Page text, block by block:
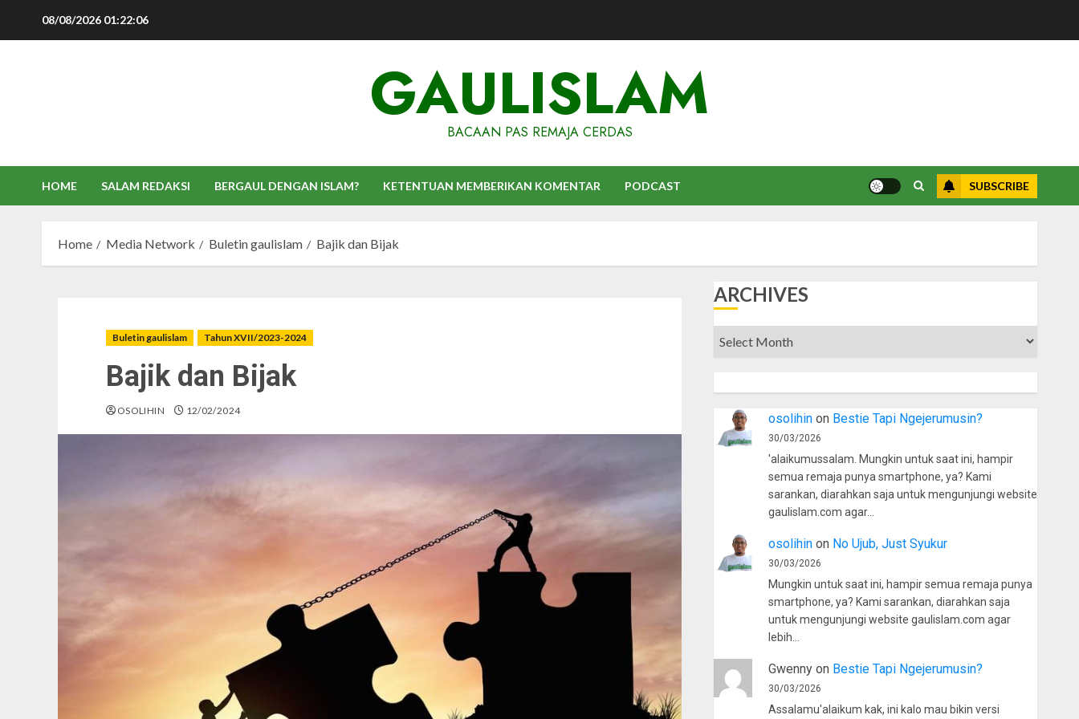
08/08/2026 01:22:07
GAULISLAM
BACAAN PAS REMAJA CERDAS
HOME SALAM REDAKSI BERGAUL DENGAN ISLAM? KETENTUAN MEMBERIKAN KOMENTAR PODCAST SUBSCRIBE
Home Media Network Buletin gaulislam Bajik dan Bijak
Buletin gaulislam Tahun XVII/2023-2024
Bajik dan Bijak
OSOLIHIN 12/02/2024
ARCHIVES
Archives
osolihinon Bestie Tapi Ngejerumusin?
30/03/2026
'alaikumussalam. Mungkin untuk saat ini, hampir
semua remaja punya smartphone, ya? Kami
sarankan, diarahkan saja untuk mengunjungi website
gaulislam.com agar…
osolihinon No Ujub, Just Syukur
30/03/2026
Mungkin untuk saat ini, hampir semua remaja punya
smartphone, ya? Kami sarankan, diarahkan saja
untuk mengunjungi website gaulislam.com agar
lebih…
Gwennyon Bestie Tapi Ngejerumusin?
30/03/2026
Assalamu'alaikum kak, ini kalo mau bikin versi